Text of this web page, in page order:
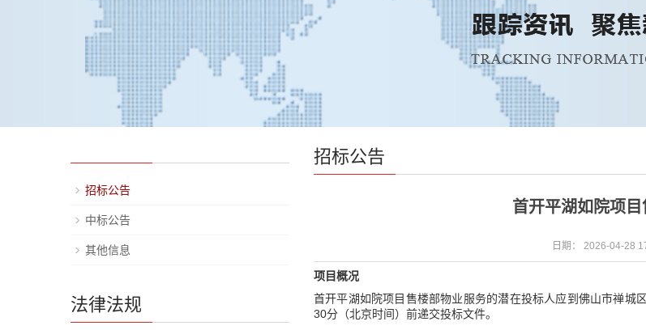
招标公告
首开平湖如院项
日期： 2026-04-28
项目概况
首开平湖如院项目售楼部物业服务的潜在投标人应到佛山市禅
30分（北京时间）前递交投标文件。
招标公告
中标公告
其他信息
法律法规